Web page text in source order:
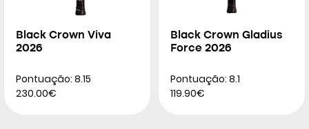
Black Crown Viva
2026
Pontuação: 8.15
230.00€
Black Crown Gladius
Force 2026
Pontuação: 8.1
119.90€